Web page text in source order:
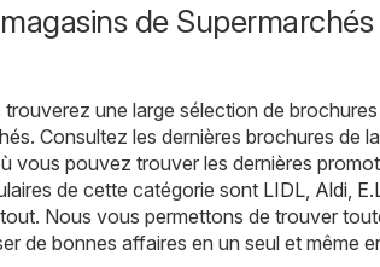
de Supermarchés
trouverez une large sélection de
. Consultez les dernières brochures de la
vous pouvez trouver les dernières
de cette catégorie sont LIDL Aldi
Nous vous permettons de trouver
de bonnes affaires en un seul et même